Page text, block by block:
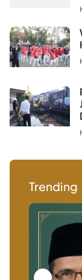
Trending